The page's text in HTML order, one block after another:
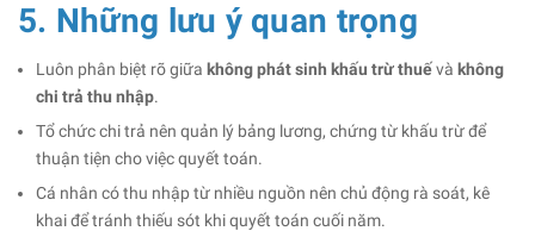
5. Những lưu ý quan trọng
Luôn phân biệt rõ giữa không phát sinh khấu trừ thuếvà không
chi trả thu nhập.
Tổ chức chi trả nên quản lý bảng lương, chứng từ khấu trừ để
thuận tiện cho việc quyết toán.
Cá nhân có thu nhập từ nhiều nguồn nên chủ động rà soát, kê
khai để tránh thiếu sót khi quyết toán cuối năm.